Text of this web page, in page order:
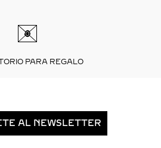
PARA REGALO
AL NEWSLETTER